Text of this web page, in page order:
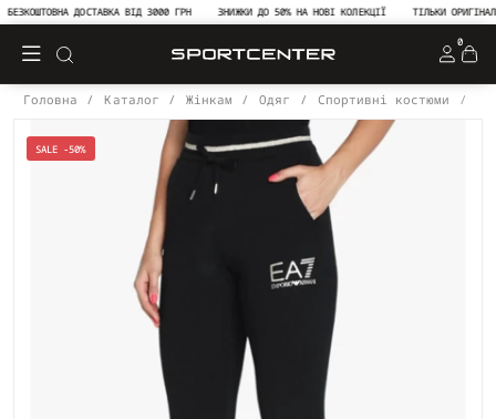
ДОСТАВКА ВІД 3000 ГРН ЗНИЖКИ ДО 50% НА НОВІ КОЛЕКЦІЇ ТІЛЬКИ
0
Головна Каталог Жінкам Одяг Спортивні костюми
SALE -50%